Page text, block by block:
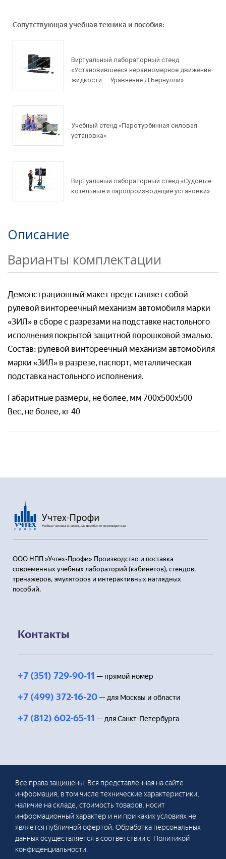
Сопутствующая учебная техника и пособия:
Виртуальный лабораторный стенд
«Установившееся неравномерное движение
жидкости — Уравнение Д.Бернулли»
Учебный стенд «Паротурбинная силовая
установка»
Виртуальный лабораторный стенд «Судовые
котельные и паропроизводящие установки»
Описание
Варианты комплектации
Демонстрационный макет представляет собой
рулевой винтореечный механизм автомобиля марки
«ЗИЛ» в сборе с разрезами на подставке настольного
исполнения покрытой защитной порошковой эмалью.
Состав: рулевой винтореечный механизм автомобиля
марки «ЗИЛ» в разрезе, паспорт, металлическая
подставка настольного исполнения.
Габаритные размеры, не более, мм 700х500х500
Вес, не более, кг 40
ООО НПП »Учтех-Профи» Производство и поставка
современных учебных лабораторий (кабинетов), стендов,
тренажеров, эмуляторов и интерактивных наглядных
пособий.
Контакты
+7 (351) 729-90-11 — прямой номер
+7 (499) 372-16-20 — для Москвы и области
+7 (812) 602-65-11 — для Санкт-Петербурга
Все права защищены. Вся представленная на сайте
информация, в том числе технические характеристики,
наличие на складе, стоимость товаров, носит
информационный характер и ни при каких условиях не
является публичной офертой. Обработка персональных
данных осуществляется в соответствии с Политикой
конфиденциальности.
Запросить цену
Ваше имя*
Ваш e-mail*
Номер телефон *
Отправляя заявку, я соглашаюсь с
Пользовательским соглашением
Задать вопрос по
товару
Ваше имя*
Ваш e-mail*
Товар*
Ваш вопрос:*
Отправляя заявку, я соглашаюсь с
Рассчитать доставку
Ваше имя*
Ваш e-mail*
Товар*
Номер телефона*
Адрес доставки*
Отправляя заявку, я соглашаюсь с
Пользовательским соглашением